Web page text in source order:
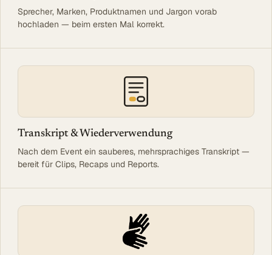
Sprecher, Marken, Produktnamen und Jargon vorab
hochladen — beim ersten Mal korrekt.
Transkript & Wiederverwendung
Nach dem Event ein sauberes, mehrsprachiges Transkript —
bereit für Clips, Recaps und Reports.